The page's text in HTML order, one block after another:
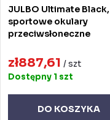
p
r
o
d
u
k
JULBO Ultimate Black,
sportowe okulary
przeciwsłoneczne
zł887,61 / szt
Dostępny 1 szt
DO KOSZYKA